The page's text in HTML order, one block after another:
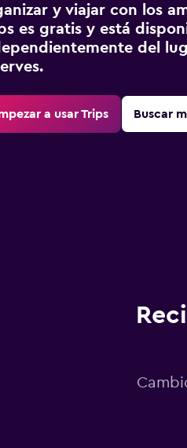
y viajar con los
es gratis y está
del
a usar Trips Buscar